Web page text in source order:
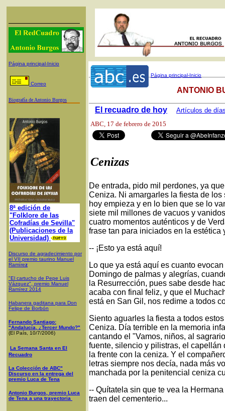
Página principal-Inicio
Correo
Biografía de Antonio Burgos
8ª edición de
"Folklore de las
Cofradías de Sevilla"
(Publicaciones de la
Universidad)
Discurso de agradecimiento por
el VII premio taurino Manuel
Ramírez
"El cartucho de Pepe Luis
Vázquez", premio Manuel
Ramírez 2014
Habanera gaditana para Don
Felipe de Borbón
Fernando Santiago:
"Andalucía, ¿Tercer Mundo?"
(El País, 10/7/2006)
La Semana Santa en El
Recuadro
La Colección de ABC"
Discurso en la entrega del
premio Luca de Tena
Antonio Burgos, premio Luca
de Tena a una trayectoria
Página principal-Inicio
El recuadro de hoy Artículos de
ANTONIO
ABC, 17 de febrero de 2015
Cenizas
De entrada, pido mil perdones, ya
Ceniza. Ni amargarles la fiesta de
hoy empieza y en lo bien que se lo
siete mil millones de vacuos y
cuatro momentos auténticos y de
frase tan para iniciados en la
-- ¡Esto ya está aquí!
Lo que ya está aquí es cuanto
Domingo de palmas y alegrías,
la Resurrección, pues sabe desde
acaba con final feliz, y que el
está en San Gil, nos redime a todos
Siento aguarles la fiesta a todos
Ceniza. Día terrible en la memoria
cantando el "Vamos, niños, al
fuente, silencio y pilistras, el
la frente con la ceniza. Y el
letras siempre nos decía, nada más
manchada por la penitencial ceniza
-- Quítatela sin que te vea la
traen del cementerio...